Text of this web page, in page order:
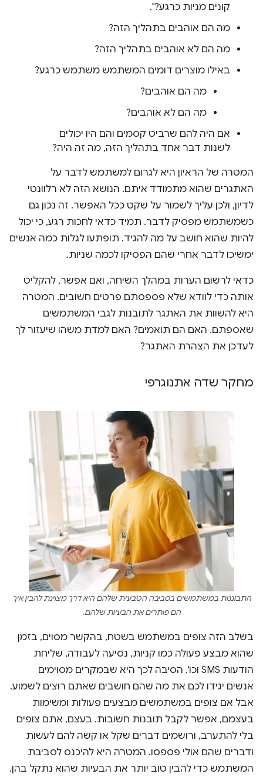
קונים מניות כרגע?".
מה הם אוהבים בתהליך הזה?
מה הם לא אוהבים בתהליך הזה?
באילו מוצרים דומים המשתמש משתמש כרגע?
מה הם אוהבים?
מה הם לא אוהבים?
אם היה להם שרביט קסמים והם היו יכולים
לשנות דבר אחד בתהליך הזה, מה זה היה?
המטרה של הראיון היא לגרום למשתמש לדבר על
האתגרים שהוא מתמודד איתם. הנושא הזה לא רלוונטי
לדיון, ולכן עליך לשמור על שקט ככל האפשר. זה נכון גם
כשמשתמש מפסיק לדבר. תמיד כדאי לחכות רגע, כי יכול
להיות שהוא חושב על מה להגיד. תופתעו לגלות כמה אנשים
ימשיכו לדבר אחרי שהם הפסיקו לכמה שניות.
כדאי לרשום הערות במהלך השיחה, ואם אפשר, להקליט
אותה כדי לוודא שלא פספסתם פרטים חשובים. המטרה
היא להשוות את האתגר לתובנות לגבי המשתמשים
שאספתם. האם הם תואמים? האם למדת משהו שיעזור לך
לעדכן את הצהרת האתגר?
מחקר שדה אתנוגרפי
התבוננות במשתמשים בסביבה הטבעית שלהם היא דרך מצוינת להבין איך
הם פותרים את הבעיות שלהם.
בשלב הזה צופים במשתמש בשטח, בהקשר מסוים, בזמן
שהוא מבצע פעולה כמו קניות, נסיעה לעבודה, שליחת
הודעות SMS וכו'. הסיבה לכך היא שבמקרים מסוימים
אנשים יגידו לכם את מה שהם חושבים שאתם רוצים לשמוע.
אבל אם צופים במשתמשים מבצעים פעולות ומשימות
בעצמם, אפשר לקבל תובנות חשובות. בעצם, אתם צופים
בלי להתערב, ורושמים דברים שקל או קשה להם לעשות
ודברים שהם אולי פספסו. המטרה היא להיכנס לסביבת
המשתמש כדי להבין טוב יותר את הבעיות שהוא נתקל בהן.